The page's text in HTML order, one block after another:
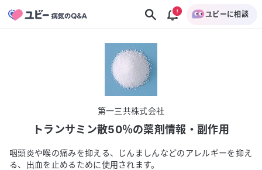
ユビーに相談
第一三共株式会社
トランサミン散50％の薬剤情報・副作用
咽頭炎や喉の痛みを抑える、じんましんなどのアレルギーを抑え
る、出血を止めるために使用されます。